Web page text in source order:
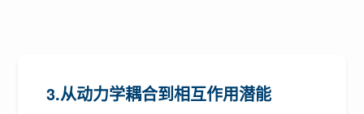
3.从动力学耦合到相互作用潜能